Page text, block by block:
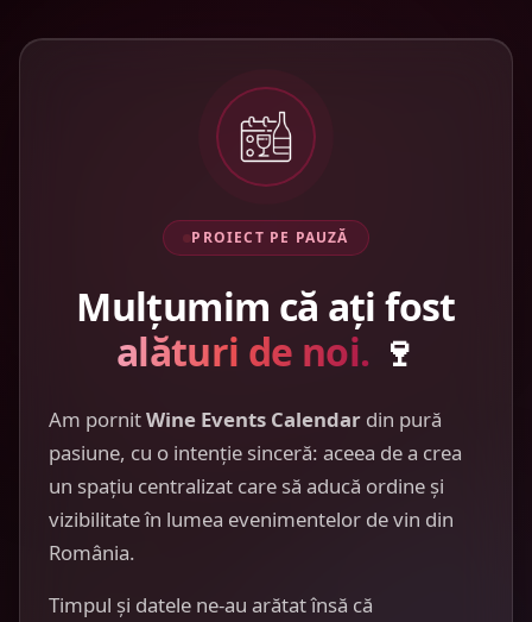
PROIECT PE PAUZĂ
Mulțumim că ați fost
alături de noi. 🍷
Am pornitWine Events Calendar din pură
pasiune, cu o intenție sinceră: aceea de a crea
un spațiu centralizat care să aducă ordine și
vizibilitate în lumea evenimentelor de vin din
România.
Timpul și datele ne-au arătat însă că